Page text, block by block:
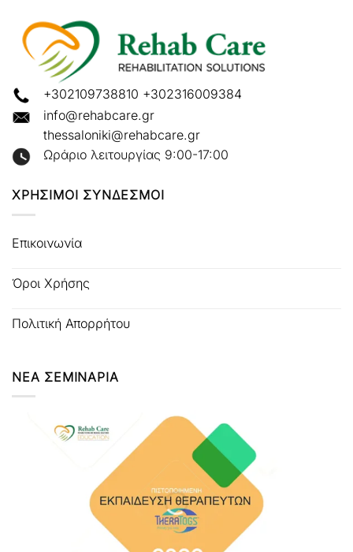
+302109738810 +302316009384
info@rehabcare.gr
thessaloniki@rehabcare.gr
Ωράριο λειτουργίας 9:00-17:00
ΧΡΗΣΙΜΟΙ ΣΥΝΔΕΣΜΟΙ
Επικοινωνία
Όροι Χρήσης
Πολιτική Απορρήτου
ΝΕΑ ΣΕΜΙΝΑΡΙΑ